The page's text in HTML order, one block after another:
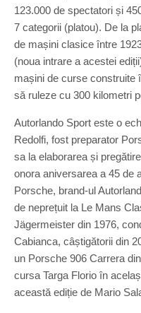
123.000 de spectatori și
7 categorii (platou). De la
de mașini clasice între
(noua intrare a acestei
mașini de curse construite
să ruleze cu 300 kilometri
Autorlando Sport este o
Redolfi, fost preparator
sa la elaborarea și
onora aniversarea a 45 de
Porsche, brand-ul
de neprețuit la Le Mans
Jägermeister din 1976,
Cabianca, câștigătorii din
un Porsche 906 Carrera
cursa Targa Florio în
această ediție de Mario